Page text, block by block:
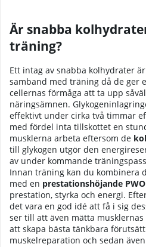
Är snabba
träning?
Ett intag av snabba kolhydrater
samband med träning då de ger
cellernas förmåga att ta upp
näringsämnen.
effektivt under cirka två timmar
med fördel inta tillskottet en
musklerna arbeta eftersom de
till glykogen utgör den
av under kommande
Innan träning kan du kombinera
med en prestationshöjande
prestation, styrka och energi.
det vara en god idé att få i sig
ser till att även mätta musklernas
att skapa bästa tänkbara
muskelreparation och sedan